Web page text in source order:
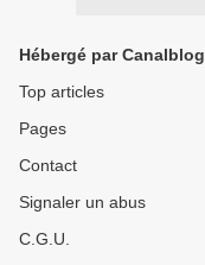
Hébergé par Canalblog
Top articles
Pages
Contact
Signaler un abus
C.G.U.